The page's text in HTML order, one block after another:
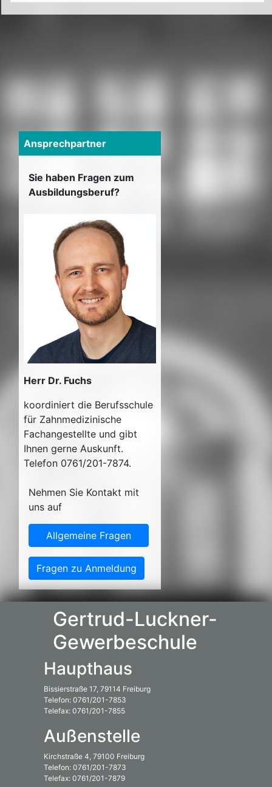
Ansprechpartner
Sie haben Fragen zum
Ausbildungsberuf?
Herr Dr. Fuchs
koordiniert die Berufsschule
für Zahnmedizinische
Fachangestellte und gibt
Ihnen gerne Auskunft.
Telefon 0761/201-7874.
Nehmen Sie Kontakt mit
uns auf
Allgemeine Fragen
Fragen zu Anmeldung
Gertrud-Luckner-
Gewerbeschule
Haupthaus
Bissierstraße 17, 79114 Freiburg
Telefon: 0761/201-7853
Telefax: 0761/201-7855
Außenstelle
Kirchstraße 4, 79100 Freiburg
Telefon: 0761/201-7873
Telefax: 0761/201-7879